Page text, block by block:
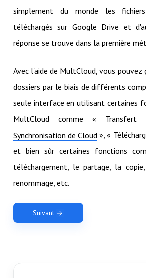
simplement du monde les
téléchargés sur Google Drive et
réponse se trouve dans la première
Avec l'aide de MultCloud, vous pouvez
dossiers par le biais de différents
seule interface en utilisant certaines
MultCloud comme «
Synchronisation de Cloud », «
et bien sûr certaines fonctions
téléchargement, le partage, la
renommage, etc.
Suivant